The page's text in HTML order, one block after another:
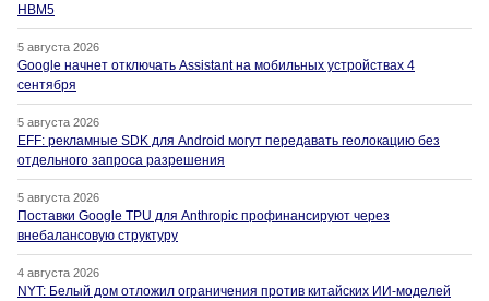
HBM5
5 августа 2026
Google начнет отключать Assistant на мобильных устройствах 4
сентября
5 августа 2026
EFF: рекламные SDK для Android могут передавать геолокацию без
отдельного запроса разрешения
5 августа 2026
Поставки Google TPU для Anthropic профинансируют через
внебалансовую структуру
4 августа 2026
NYT: Белый дом отложил ограничения против китайских ИИ-моделей